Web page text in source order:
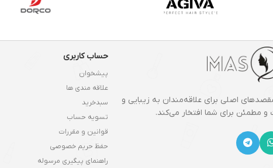
مقصدهای اصلی برای علاقه‌مندان به زیبایی و
مطمئن برای شما افتخار می‌کند.
حساب کاربری
پیشخوان
علاقه مندی ها
سبدخرید
تسویه حساب
قوانین و مقررات
حفظ حریم خصوصی
راهنمای پیگیری مرسوله